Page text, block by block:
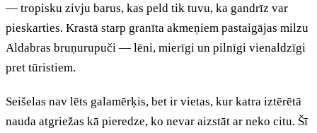
— tropisku zivju barus, kas peld tik tuvu, ka gandrīz var
pieskarties. Krastā starp granīta akmeņiem pastaigājas milzu
Aldabras bruņurupuči — lēni, mierīgi un pilnīgi vienaldzīgi
pret tūristiem.
Seišelas nav lēts galamērķis, bet ir vietas, kur katra iztērētā
nauda atgriežas kā pieredze, ko nevar aizstāt ar neko citu. Šī